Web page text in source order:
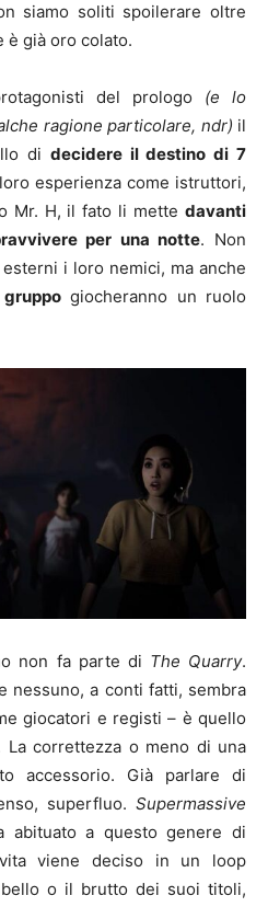
siamo soliti spoilerare oltre
è già oro colato.
del prologo (e lo
ragione particolare, ndr) il
di decidere il destino di 7
esperienza come istruttori,
Mr. H, il fato li mette davanti
per una notte. Non
i loro nemici, ma anche
giocheranno un ruolo
non fa parte di The Quarry.
nessuno, a conti fatti, sembra
giocatori e registi – è quello
La correttezza o meno di una
accessorio. Già parlare di
superfluo. Supermassive
abituato a questo genere di
viene deciso in un loop
bello o il brutto dei suoi titoli,